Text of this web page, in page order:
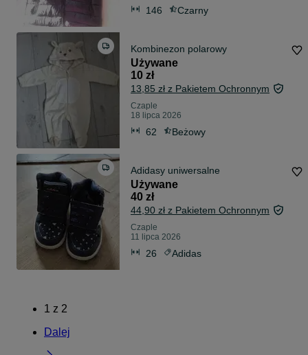
146 Czarny
Kombinezon polarowy
Używane
10 zł
13,85 zł z Pakietem Ochronnym
Czaple
18 lipca 2026
62 Beżowy
Adidasy uniwersalne
Używane
40 zł
44,90 zł z Pakietem Ochronnym
Czaple
11 lipca 2026
26 Adidas
1 z 2
Dalej